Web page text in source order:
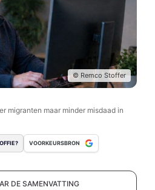
© Remco Stoffer
migranten maar minder misdaad in
VOORKEURSBRON
DE SAMENVATTING